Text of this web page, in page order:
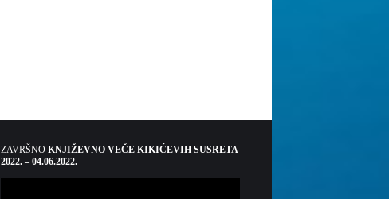
ZAVRŠNO KNJIŽEVNO VEČE KIKIĆEVIH SUSRETA
2022. – 04.06.2022.